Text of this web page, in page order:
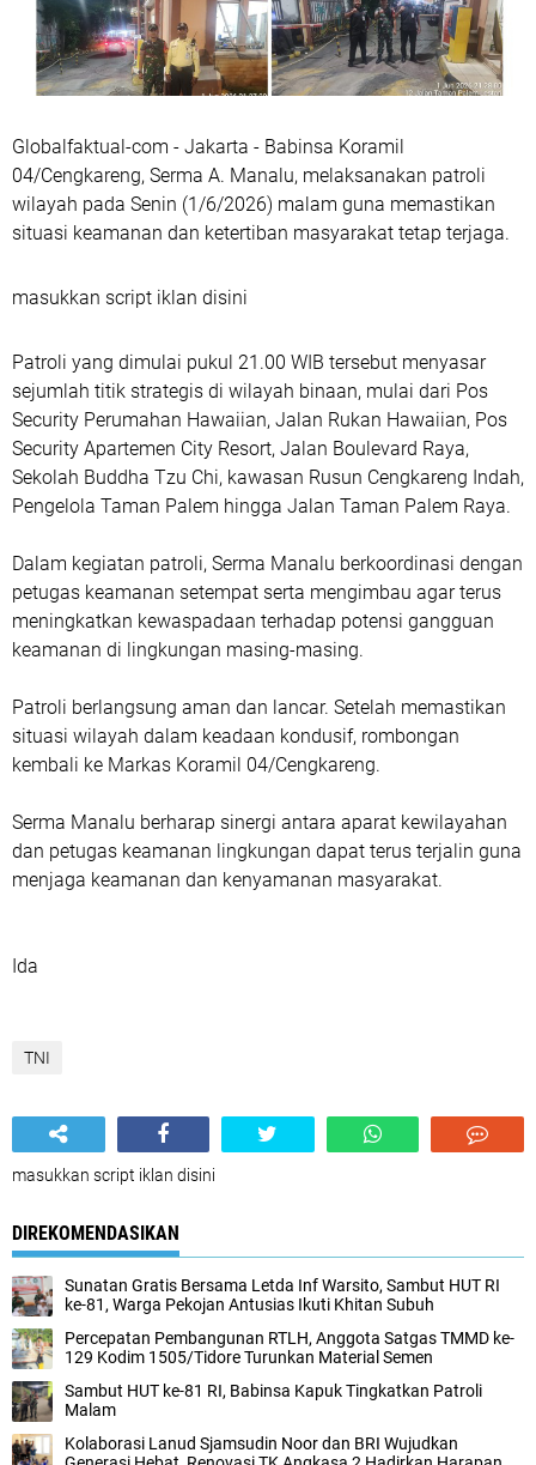
Globalfaktual-com - Jakarta - Babinsa Koramil
04/Cengkareng, Serma A. Manalu, melaksanakan patroli
wilayah pada Senin (1/6/2026) malam guna memastikan
situasi keamanan dan ketertiban masyarakat tetap terjaga.
masukkan script iklan disini
Patroli yang dimulai pukul 21.00 WIB tersebut menyasar
sejumlah titik strategis di wilayah binaan, mulai dari Pos
Security Perumahan Hawaiian, Jalan Rukan Hawaiian, Pos
Security Apartemen City Resort, Jalan Boulevard Raya,
Sekolah Buddha Tzu Chi, kawasan Rusun Cengkareng Indah,
Pengelola Taman Palem hingga Jalan Taman Palem Raya.
Dalam kegiatan patroli, Serma Manalu berkoordinasi dengan
petugas keamanan setempat serta mengimbau agar terus
meningkatkan kewaspadaan terhadap potensi gangguan
keamanan di lingkungan masing-masing.
Patroli berlangsung aman dan lancar. Setelah memastikan
situasi wilayah dalam keadaan kondusif, rombongan
kembali ke Markas Koramil 04/Cengkareng.
Serma Manalu berharap sinergi antara aparat kewilayahan
dan petugas keamanan lingkungan dapat terus terjalin guna
menjaga keamanan dan kenyamanan masyarakat.
Ida
TNI
masukkan script iklan disini
DIREKOMENDASIKAN
Sunatan Gratis Bersama Letda Inf Warsito, Sambut HUT RI
ke-81, Warga Pekojan Antusias Ikuti Khitan Subuh
Percepatan Pembangunan RTLH, Anggota Satgas TMMD ke-
129 Kodim 1505/Tidore Turunkan Material Semen
Sambut HUT ke-81 RI, Babinsa Kapuk Tingkatkan Patroli
Malam
Kolaborasi Lanud Sjamsudin Noor dan BRI Wujudkan